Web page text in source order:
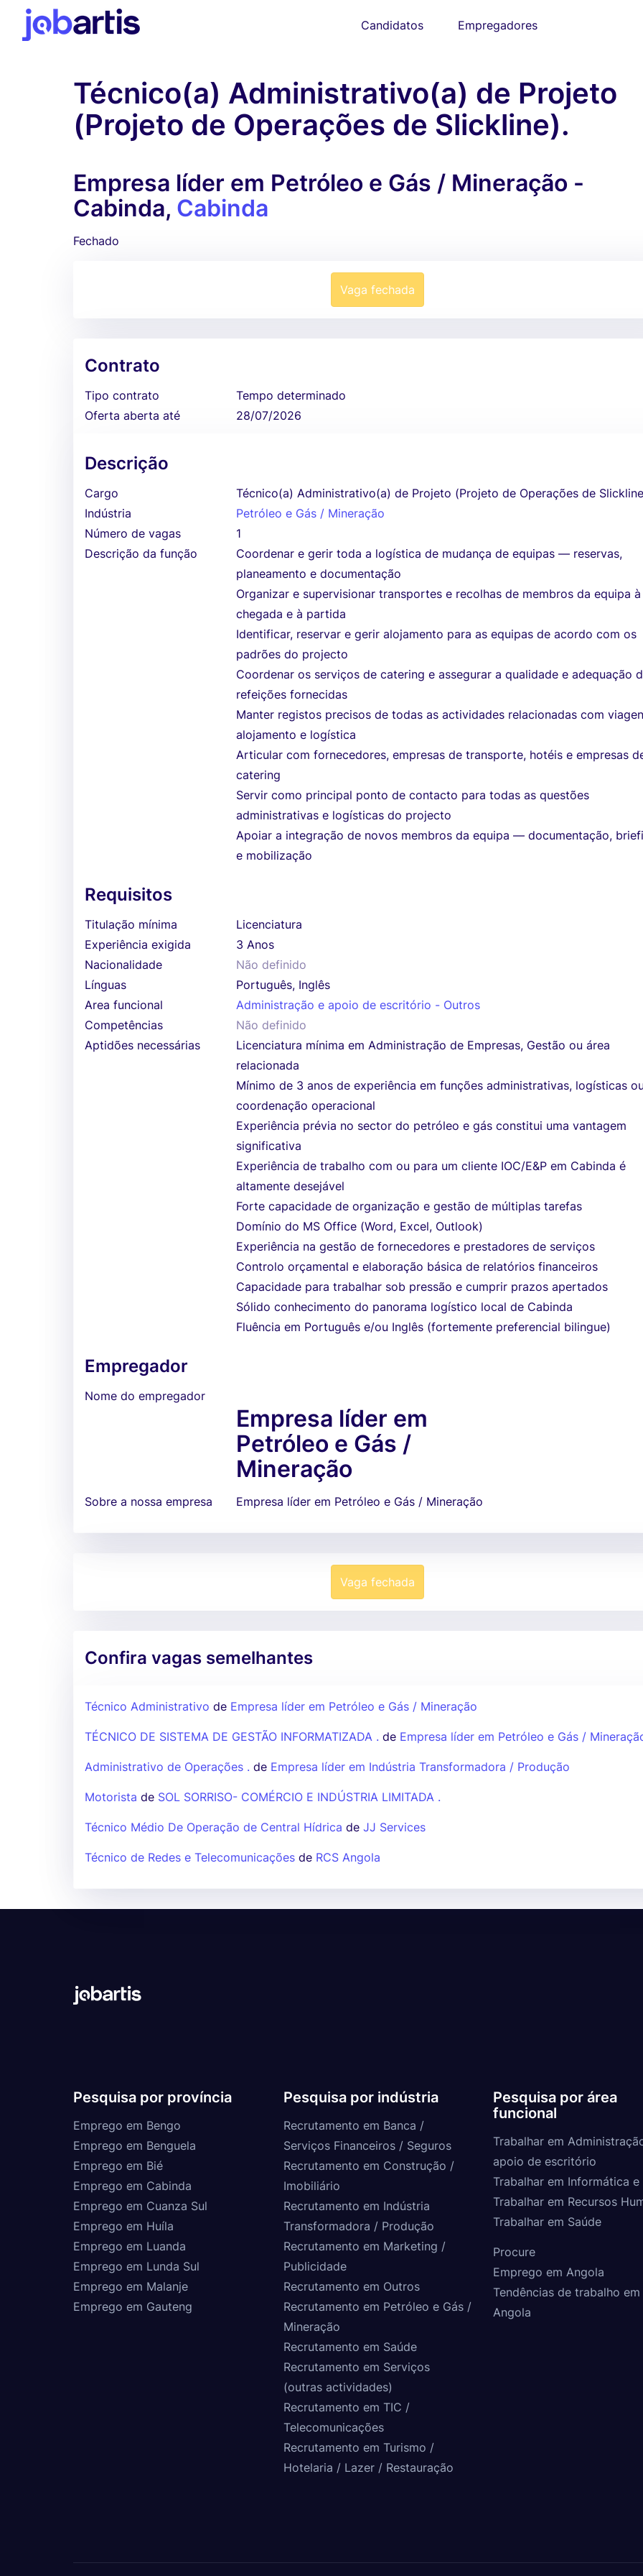
Candidatos Empregadores
Técnico(a) Administrativo(a) de Projeto
(Projeto de Operações de Slickline).
Empresa líder em Petróleo e Gás / Mineração -
Cabinda, Cabinda
Fechado
Vaga fechada
Contrato
Tipo contrato
Tempo determinado
Oferta aberta até
28/07/2026
Descrição
Cargo
Técnico(a) Administrativo(a) de Projeto (Projeto de Operações de
Indústria
Petróleo e Gás / Mineração
Número de vagas
1
Descrição da função
Coordenar e gerir toda a logística de mudança de equipas — reservas,
planeamento e documentação
Organizar e supervisionar transportes e recolhas de membros da equipa à
chegada e à partida
Identificar, reservar e gerir alojamento para as equipas de acordo com os
padrões do projecto
Coordenar os serviços de catering e assegurar a qualidade e adequação
refeições fornecidas
Manter registos precisos de todas as actividades relacionadas com
alojamento e logística
Articular com fornecedores, empresas de transporte, hotéis e empresas
catering
Servir como principal ponto de contacto para todas as questões
administrativas e logísticas do projecto
Apoiar a integração de novos membros da equipa — documentação,
e mobilização
Requisitos
Titulação mínima
Licenciatura
Experiência exigida
3 Anos
Nacionalidade
Não definido
Línguas
Português, Inglês
Area funcional
Administração e apoio de escritório - Outros
Competências
Não definido
Aptidões necessárias
Licenciatura mínima em Administração de Empresas, Gestão ou área
relacionada
Mínimo de 3 anos de experiência em funções administrativas, logísticas
coordenação operacional
Experiência prévia no sector do petróleo e gás constitui uma vantagem
significativa
Experiência de trabalho com ou para um cliente IOC/E&P em Cabinda é
altamente desejável
Forte capacidade de organização e gestão de múltiplas tarefas
Domínio do MS Office (Word, Excel, Outlook)
Experiência na gestão de fornecedores e prestadores de serviços
Controlo orçamental e elaboração básica de relatórios financeiros
Capacidade para trabalhar sob pressão e cumprir prazos apertados
Sólido conhecimento do panorama logístico local de Cabinda
Fluência em Português e/ou Inglês (fortemente preferencial bilingue)
Empregador
Nome do empregador
Empresa líder em
Petróleo e Gás /
Mineração
Sobre a nossa empresa Empresa líder em Petróleo e Gás / Mineração
Vaga fechada
Confira vagas semelhantes
Técnico Administrativo de Empresa líder em Petróleo e Gás / Mineração
TÉCNICO DE SISTEMA DE GESTÃO INFORMATIZADA . de Empresa líder em Petróleo e Gás /
Administrativo de Operações . de Empresa líder em Indústria Transformadora / Produção
Motorista de SOL SORRISO- COMÉRCIO E INDÚSTRIA LIMITADA .
Técnico Médio De Operação de Central Hídrica de JJ Services
Técnico de Redes e Telecomunicações de RCS Angola
Pesquisa por província
Emprego em Bengo
Emprego em Benguela
Emprego em Bié
Emprego em Cabinda
Emprego em Cuanza Sul
Emprego em Huíla
Emprego em Luanda
Emprego em Lunda Sul
Emprego em Malanje
Emprego em Gauteng
Pesquisa por indústria
Recrutamento em Banca /
Serviços Financeiros / Seguros
Recrutamento em Construção /
Imobiliário
Recrutamento em Indústria
Transformadora / Produção
Recrutamento em Marketing /
Publicidade
Recrutamento em Outros
Recrutamento em Petróleo e Gás /
Mineração
Recrutamento em Saúde
Recrutamento em Serviços
(outras actividades)
Recrutamento em TIC /
Telecomunicações
Recrutamento em Turismo /
Hotelaria / Lazer / Restauração
Pesquisa por área
funcional
Trabalhar em
apoio de escritório
Trabalhar em Informática e
Trabalhar em Recursos
Trabalhar em Saúde
Procure
Emprego em Angola
Tendências de trabalho em
Angola